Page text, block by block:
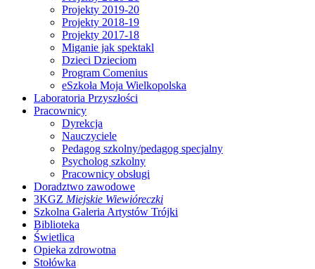
Projekty 2019-20
Projekty 2018-19
Projekty 2017-18
Miganie jak spektakl
Dzieci Dzieciom
Program Comenius
eSzkoła Moja Wielkopolska
Laboratoria Przyszłości
Pracownicy
Dyrekcja
Nauczyciele
Pedagog szkolny/pedagog specjalny
Psycholog szkolny
Pracownicy obsługi
Doradztwo zawodowe
3KGZ Miejskie Wiewióreczki
Szkolna Galeria Artystów Trójki
Biblioteka
Świetlica
Opieka zdrowotna
Stołówka